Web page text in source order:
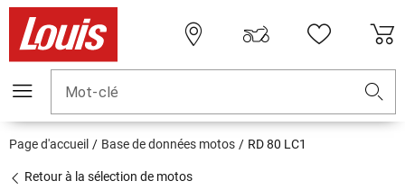
Mot-clé
Page d'accueil Base de données motos RD 80 LC1
Retour à la sélection de motos